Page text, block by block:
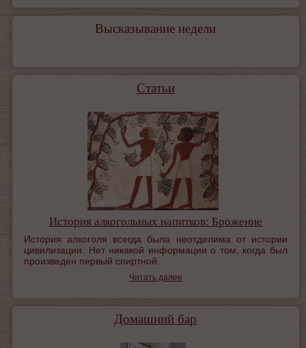
Высказывание недели
Статьи
История алкогольных напитков: Брожение
История алкоголя всегда была неотделима от истории
цивилизации. Нет никакой информации о том, когда был
произведен первый спиртной.
Читать далее
Домашний бар